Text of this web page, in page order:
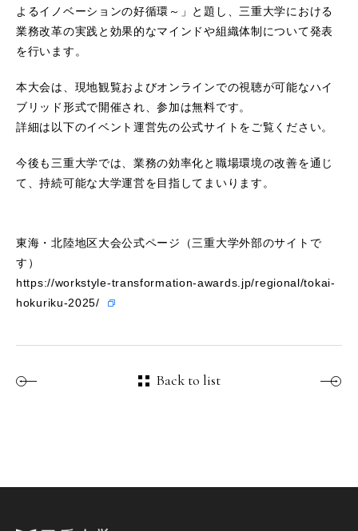
よるイノベーションの好循環～」と題し、三重大学における
業務改革の実践と効果的なマインドや組織体制について発表
を行います。
本大会は、現地観覧およびオンラインでの視聴が可能なハイ
ブリッド形式で開催され、参加は無料です。
詳細は以下のイベント運営先の公式サイトをご覧ください。
今後も三重大学では、業務の効率化と職場環境の改善を通じ
て、持続可能な大学運営を目指してまいります。
東海・北陸地区大会公式ページ（三重大学外部のサイトで
す）
https://workstyle-transformation-awards.jp/regional/tokai-
hokuriku-2025/
Back to list